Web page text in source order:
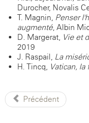
Durocher, Novalis-
T. Magnin, Penser
augmenté, Albin
D. Margerat, Vie et
2019
J. Raspail, La
H. Tincq, Vatican,
Précédent